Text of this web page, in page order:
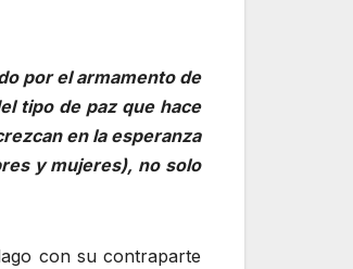
por el armamento de
tipo de paz que hace
en la esperanza
y mujeres), no solo
con su contraparte